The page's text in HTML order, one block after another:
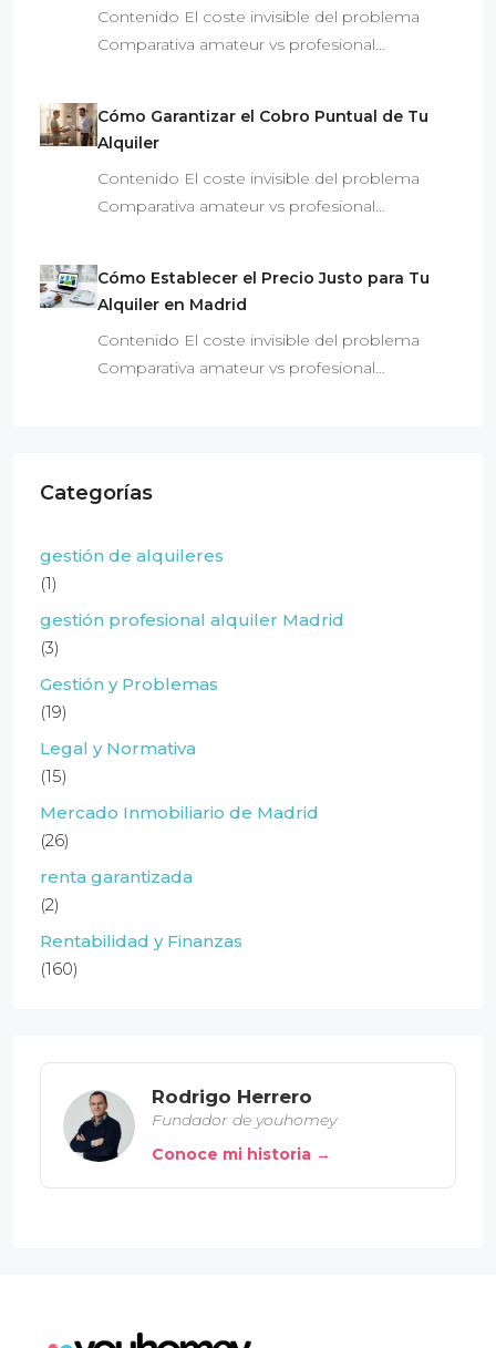
Contenido El coste invisible del problema
Comparativa amateur vs profesional…
Cómo Garantizar el Cobro Puntual de Tu
Alquiler
Contenido El coste invisible del problema
Comparativa amateur vs profesional…
Cómo Establecer el Precio Justo para Tu
Alquiler en Madrid
Contenido El coste invisible del problema
Comparativa amateur vs profesional…
Categorías
gestión de alquileres
(1)
gestión profesional alquiler Madrid
(3)
Gestión y Problemas
(19)
Legal y Normativa
(15)
Mercado Inmobiliario de Madrid
(26)
renta garantizada
(2)
Rentabilidad y Finanzas
(160)
Rodrigo Herrero
Fundador de youhomey
Conoce mi historia →